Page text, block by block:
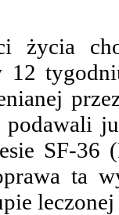
życia
podawali
SF-36
ta